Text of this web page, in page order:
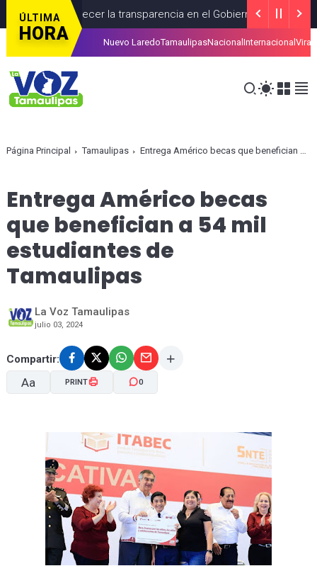
ÚLTIMA
HORA
fortalecer la transparencia en el Gobierno de México
con trámites del SAT RECIENTESAGOSTO 04, 2026
Nuevo LaredoTamaulipasNacional Internacional Viral
Página Principal Tamaulipas Entrega Américo becas que benefician a 54 mil estudiantes de Tamaulipas
Entrega Américo becas
que benefician a 54 mil
estudiantes de
Tamaulipas
La Voz Tamaulipas
julio 03, 2024
Compartir:
Aa
A- A+
PRINT 0